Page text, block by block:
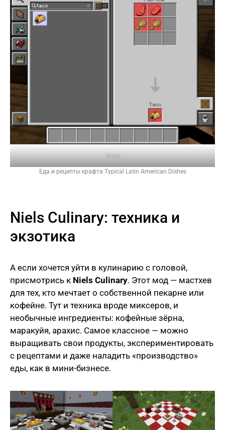
Тако
Еда и рецепты крафта Typical Latin American Dishes
Niels Culinary: техника и
экзотика
А если хочется уйти в кулинарию с головой,
присмотрись к Niels Culinary. Этот мод — мастхев
для тех, кто мечтает о собственной пекарне или
кофейне. Тут и техника вроде миксеров, и
необычные ингредиенты: кофейные зёрна,
маракуйя, арахис. Самое классное — можно
выращивать свои продукты, экспериментировать
с рецептами и даже наладить «производство»
еды, как в мини-бизнесе.